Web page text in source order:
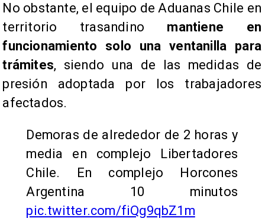
No obstante, el equipo de Aduanas Chile en
territorio trasandino mantiene en
funcionamiento solo una ventanilla para
trámites, siendo una de las medidas de
presión adoptada por los trabajadores
afectados.
Demoras de alrededor de 2 horas y
media en complejo Libertadores
Chile. En complejo Horcones
Argentina 10 minutos
pic.twitter.com/fiQg9qbZ1m